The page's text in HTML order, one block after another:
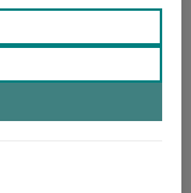
Puertas
???????